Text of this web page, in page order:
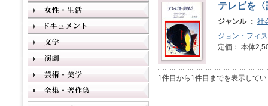
テレビを〈
ジャンル ： 社
ジョン・フィ
定価： 本体
1件目から1件目までを表示して